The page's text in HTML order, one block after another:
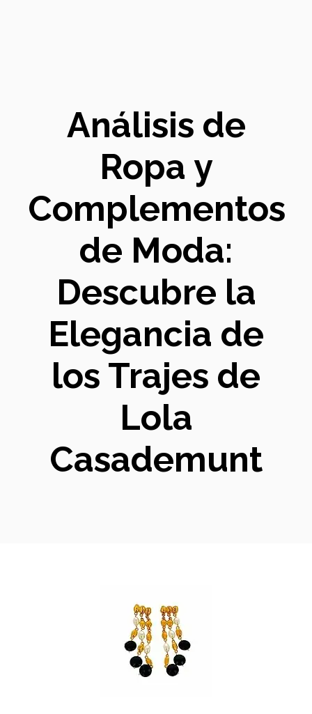
Análisis de
Ropa y
Complementos
de Moda:
Descubre la
Elegancia de
los Trajes de
Lola
Casademunt